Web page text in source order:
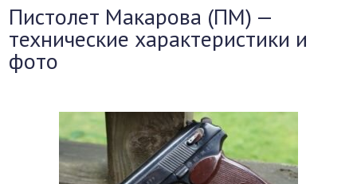
Пистолет Макарова (ПМ) —
технические характеристики и
фото